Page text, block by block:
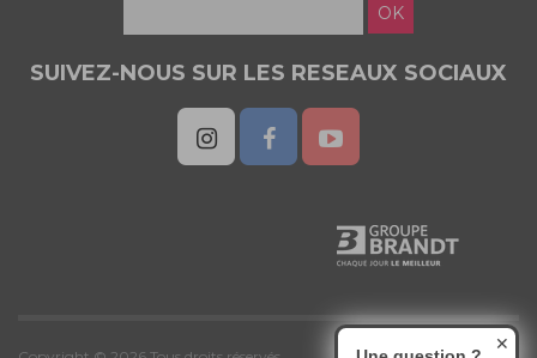
OK
SUIVEZ-NOUS SUR LES RESEAUX SOCIAUX
✕